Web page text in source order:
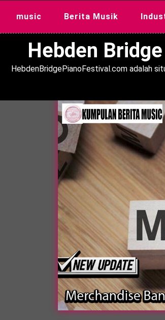
music Berita Musik
Hebden
HebdenBridgePianoFestival.com adalah